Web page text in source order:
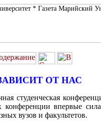
ОТ НАС
студенческая
впервые
вузов и факультетов.